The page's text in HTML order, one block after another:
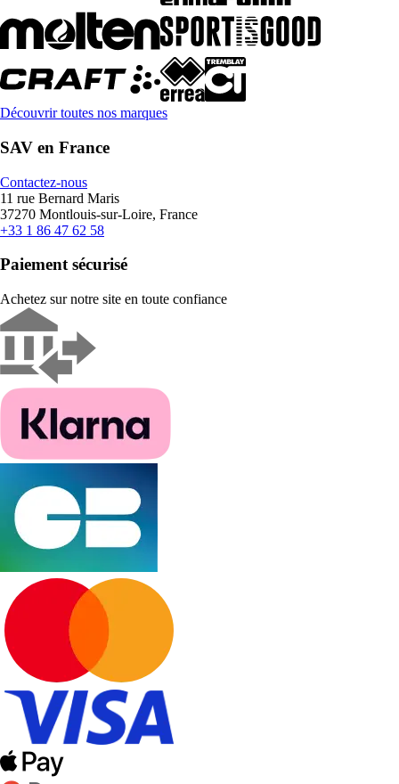
Découvrir toutes nos marques
SAV en France
Contactez-nous
11 rue Bernard Maris
37270 Montlouis-sur-Loire, France
+33 1 86 47 62 58
Paiement sécurisé
Achetez sur notre site en toute confiance